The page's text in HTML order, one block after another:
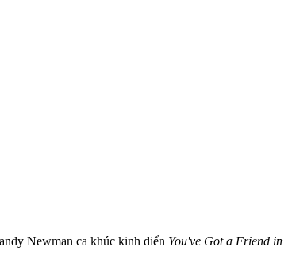
Newman ca khúc kinh điển You've Got a Friend in